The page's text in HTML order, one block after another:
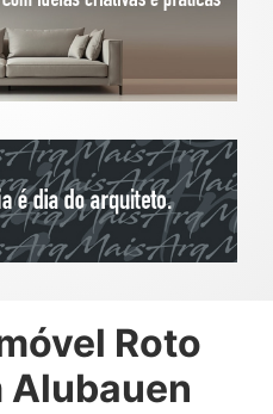
Roto
Alubauen